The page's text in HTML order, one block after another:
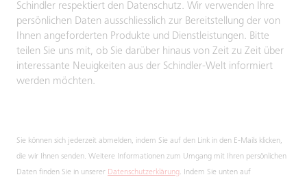
Schindler respektiert den Datenschutz. Wir verwenden Ihre
persönlichen Daten ausschliesslich zur Bereitstellung der von
Ihnen angeforderten Produkte und Dienstleistungen. Bitte
teilen Sie uns mit, ob Sie darüber hinaus von Zeit zu Zeit über
interessante Neuigkeiten aus der Schindler-Welt informiert
werden möchten.
Sie können sich jederzeit abmelden, indem Sie auf den Link in den E-Mails klicken,
die wir Ihnen senden. Weitere Informationen zum Umgang mit Ihren persönlichen
Daten finden Sie in unserer Datenschutzerklärung. Indem Sie unten auf